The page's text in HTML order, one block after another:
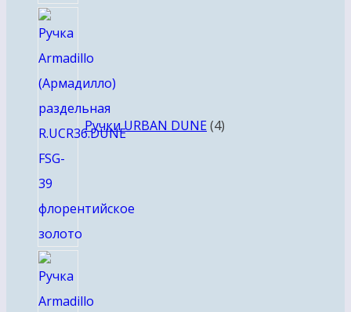
Ручки URBAN DUNE 4